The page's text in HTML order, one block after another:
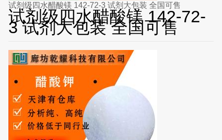
试剂级四水醋酸镁 142-72-3 试剂大包装 全国可售
试剂级四水醋酸镁 142-72-
3 试剂大包装 全国可售